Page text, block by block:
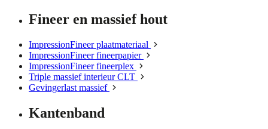
Fineer en massief hout
ImpressionFineer plaatmateriaal
ImpressionFineer fineerpapier
ImpressionFineer fineerplex
Triple massief interieur CLT
Gevingerlast massief
Kantenband